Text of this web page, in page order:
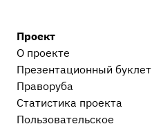
Проект
О проекте
Презентационный букл​ет
Праворуба
Статистика проекта
Пользовательское